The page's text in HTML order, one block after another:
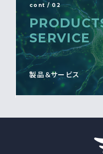
cont / 02
SERVICE
製品＆サービス